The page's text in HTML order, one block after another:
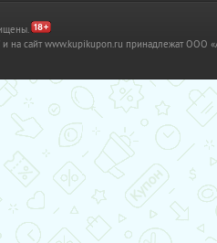
и на сайт www.kupikupon.ru принадлежат